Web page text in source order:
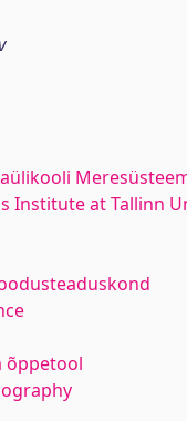
Institute at Tallinn
õppetool